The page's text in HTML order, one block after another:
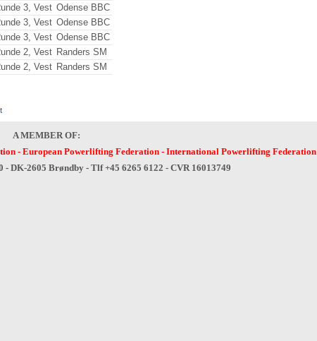
3, Vest Odense BBC
3, Vest Odense BBC
3, Vest Odense BBC
2, Vest Randers SM
2, Vest Randers SM
A MEMBER OF:
- European Powerlifting Federation- International Powerlifting Federation
DK-2605 Brøndby - Tlf +45 6265 6122 - CVR 16013749